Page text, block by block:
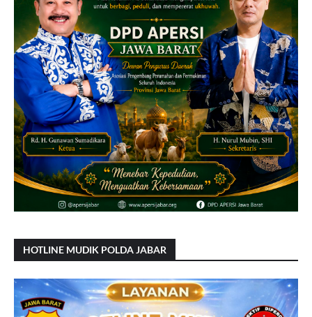
HOTLINE MUDIK POLDA JABAR